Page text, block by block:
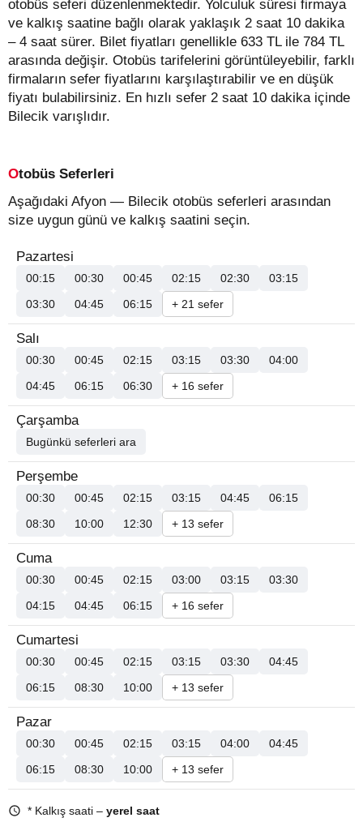
otobüs seferi düzenlenmektedir. Yolculuk süresi firmaya
ve kalkış saatine bağlı olarak yaklaşık 2 saat 10 dakika
– 4 saat sürer. Bilet fiyatları genellikle 633 TL ile 784 TL
arasında değişir. Otobüs tarifelerini görüntüleyebilir, farklı
firmaların sefer fiyatlarını karşılaştırabilir ve en düşük
fiyatı bulabilirsiniz. En hızlı sefer 2 saat 10 dakika içinde
Bilecik varışlıdır.
Otobüs Seferleri
Aşağıdaki Afyon — Bilecik otobüs seferleri arasından
size uygun günü ve kalkış saatini seçin.
Pazartesi
00:15 00:30 00:45 02:15 02:30
03:15
03:30
04:45 06:15 + 21 sefer
Salı
00:30 00:45 02:15 03:15 03:30
04:00
04:45
06:15 06:30 + 16 sefer
Çarşamba
Bugünkü seferleri ara
Perşembe
00:30 00:45 02:15 03:15 04:45
06:15
08:30
10:00 12:30 + 13 sefer
Cuma
00:30 00:45 02:15 03:00 03:15
03:30
04:15
04:45 06:15 + 16 sefer
Cumartesi
00:30 00:45 02:15 03:15 03:30
04:45
06:15
08:30 10:00 + 13 sefer
Pazar
00:30 00:45 02:15 03:15 04:00
04:45
06:15
08:30 10:00 + 13 sefer
* Kalkış saati – yerel saat